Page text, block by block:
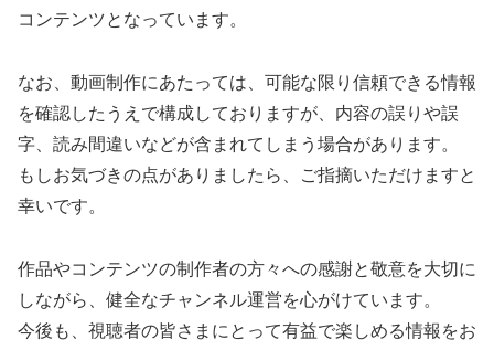
コンテンツとなっています。
なお、動画制作にあたっては、可能な限り信頼できる情報
を確認したうえで構成しておりますが、内容の誤りや誤
字、読み間違いなどが含まれてしまう場合があります。
もしお気づきの点がありましたら、ご指摘いただけますと
幸いです。
作品やコンテンツの制作者の方々への感謝と敬意を大切に
しながら、健全なチャンネル運営を心がけています。
今後も、視聴者の皆さまにとって有益で楽しめる情報をお